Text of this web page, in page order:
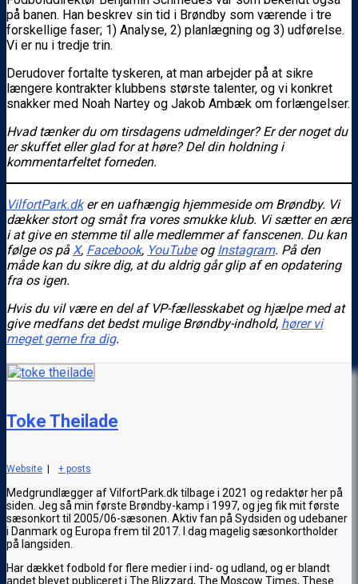
på banen. Han beskrev sin tid i Brøndby som værende i tre
forskellige faser; 1) Analyse, 2) planlægning og 3) udførelse.
Vi er nu i tredje trin.
Derudover fortalte tyskeren, at man arbejder på at sikre
længere kontrakter klubbens største talenter, og vi konkret
snakker med Noah Nartey og Jakob Ambæk om forlængelser.
Hvad tænker du om tirsdagens udmeldinger? Er der noget du
er skuffet eller glad for at høre? Del din holdning i
kommentarfeltet forneden.
VilfortPark.dker en uafhængig hjemmeside om Brøndby. Vi
dækker stort og småt fra vores smukke klub. Vi sætter en ære
i at give en stemme til alle medlemmer af fanscenen. Du kan
følge os på X, Facebook, YouTubeog Instagram. På den
måde kan du sikre dig, at du aldrig går glip af en opdatering
fra os igen.
Hvis du vil være en del af VP-fællesskabet og hjælpe med at
give medfans det bedst mulige Brøndby-indhold, hører vi
meget gerne fra dig.
Toke Theilade
Website + posts
Medgrundlægger af VilfortPark.dk tilbage i 2021 og redaktør her på
siden. Jeg så min første Brøndby-kamp i 1997, og jeg fik mit første
sæsonkort til 2005/06-sæsonen. Aktiv fan på Sydsiden og udebaner
i Danmark og Europa frem til 2017. I dag magelig sæsonkortholder
på langsiden.
Har dækket fodbold for flere medier i ind- og udland, og er blandt
andet blevet publiceret i The Blizzard, The Moscow Times, These